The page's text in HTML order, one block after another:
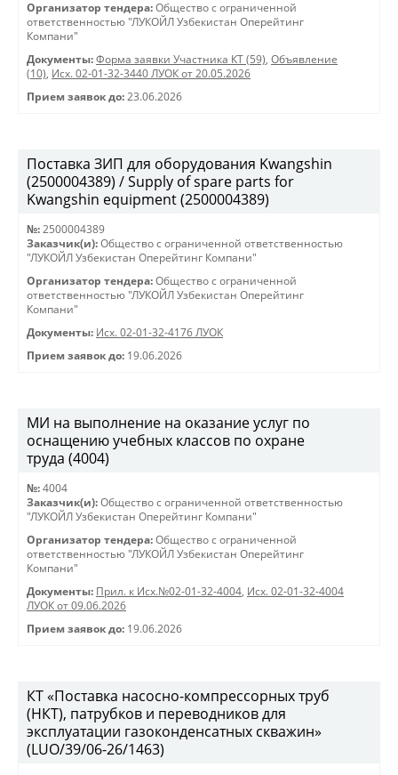
Организатор тендера: Общество с ограниченной
ответственностью "ЛУКОЙЛ Узбекистан Оперейтинг
Компани"
Документы: Форма заявки Участника КТ (59), Объявление
(10), Исх. 02-01-32-3440 ЛУОК от 20.05.2026
Прием заявок до: 23.06.2026
Поставка ЗИП для оборудования Kwangshin
(2500004389) / Supply of spare parts for
Kwangshin equipment (2500004389)
№: 2500004389
Заказчик(и): Общество с ограниченной ответственностью
"ЛУКОЙЛ Узбекистан Оперейтинг Компани"
Организатор тендера: Общество с ограниченной
ответственностью "ЛУКОЙЛ Узбекистан Оперейтинг
Компани"
Документы: Исх. 02-01-32-4176 ЛУОК
Прием заявок до: 19.06.2026
МИ на выполнение на оказание услуг по
оснащению учебных классов по охране
труда (4004)
№: 4004
Заказчик(и): Общество с ограниченной ответственностью
"ЛУКОЙЛ Узбекистан Оперейтинг Компани"
Организатор тендера: Общество с ограниченной
ответственностью "ЛУКОЙЛ Узбекистан Оперейтинг
Компани"
Документы: Прил. к Исх.№02-01-32-4004, Исх. 02-01-32-4004
ЛУОК от 09.06.2026
Прием заявок до: 19.06.2026
КТ «Поставка насосно-компрессорных труб
(НКТ), патрубков и переводников для
эксплуатации газоконденсатных скважин»
(LUO/39/06-26/1463)